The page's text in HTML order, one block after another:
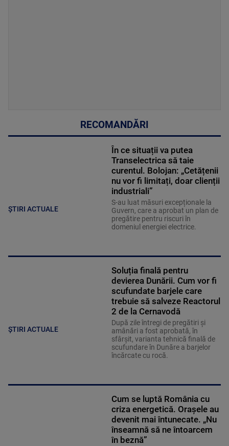
RECOMANDĂRI
ȘTIRI ACTUALE
În ce situații va putea
Transelectrica să taie
curentul. Bolojan: „Cetățenii
nu vor fi limitați, doar clienții
industriali”
S-au luat măsuri excepționale la
Guvern, care a aprobat un plan de
pregătire pentru riscuri în
domeniul energiei electrice.
ȘTIRI ACTUALE
Soluția finală pentru
devierea Dunării. Cum vor fi
scufundate barjele care
trebuie să salveze Reactorul
2 de la Cernavodă
După zile întregi de pregătiri și
amânări a fost aprobată, în
sfârșit, varianta tehnică finală de
scufundare în Dunăre a barjelor
încărcate cu rocă.
Cum se luptă România cu
criza energetică. Orașele au
devenit mai întunecate. „Nu
înseamnă să ne întoarcem
în beznă”